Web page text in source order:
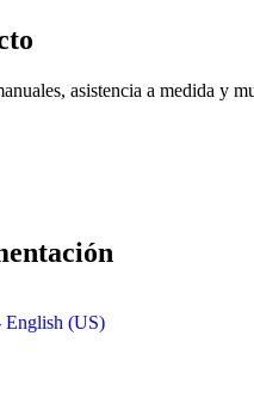
asistencia a medida y
English (US)